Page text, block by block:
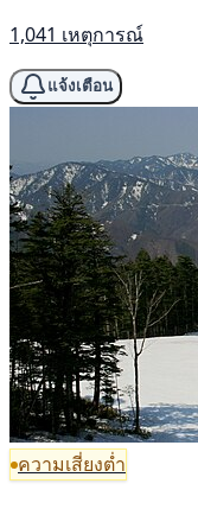
1,041 เหตุการณ์
แจ้งเตือน
ความเสี่ยงต่ำ